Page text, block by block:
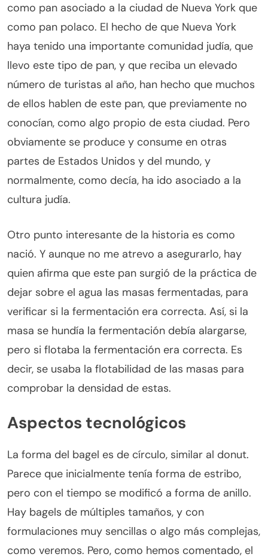
como pan asociado a la ciudad de Nueva York que
como pan polaco. El hecho de que Nueva York
haya tenido una importante comunidad judía, que
llevo este tipo de pan, y que reciba un elevado
número de turistas al año, han hecho que muchos
de ellos hablen de este pan, que previamente no
conocían, como algo propio de esta ciudad. Pero
obviamente se produce y consume en otras
partes de Estados Unidos y del mundo, y
normalmente, como decía, ha ido asociado a la
cultura judía.
Otro punto interesante de la historia es como
nació. Y aunque no me atrevo a asegurarlo, hay
quien afirma que este pan surgió de la práctica de
dejar sobre el agua las masas fermentadas, para
verificar si la fermentación era correcta. Así, si la
masa se hundía la fermentación debía alargarse,
pero si flotaba la fermentación era correcta. Es
decir, se usaba la flotabilidad de las masas para
comprobar la densidad de estas.
Aspectos tecnológicos
La forma del bagel es de círculo, similar al donut.
Parece que inicialmente tenía forma de estribo,
pero con el tiempo se modificó a forma de anillo.
Hay bagels de múltiples tamaños, y con
formulaciones muy sencillas o algo más complejas,
como veremos. Pero, como hemos comentado, el